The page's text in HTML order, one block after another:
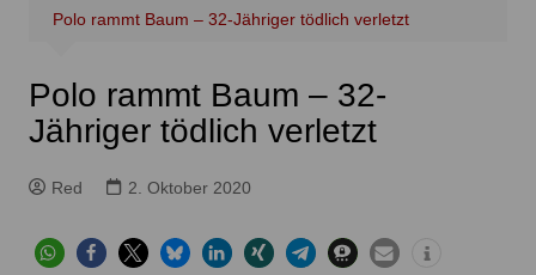
Polo rammt Baum – 32-Jähriger tödlich verletzt
Polo rammt Baum – 32-
Jähriger tödlich verletzt
Red 2. Oktober 2020